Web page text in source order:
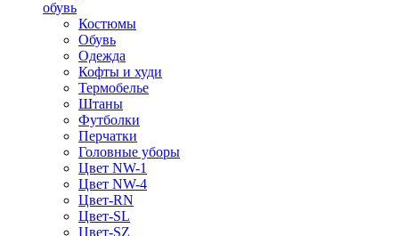
обувь
Костюмы
Обувь
Одежда
Кофты и худи
Термобелье
Штаны
Футболки
Перчатки
Головные уборы
Цвет NW-1
Цвет NW-4
Цвет-RN
Цвет-SL
Цвет-SZ